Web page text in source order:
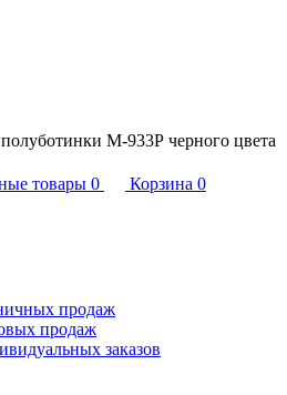
М-933Р черного цвета
товары 0 Корзина 0
продаж
продаж
заказов